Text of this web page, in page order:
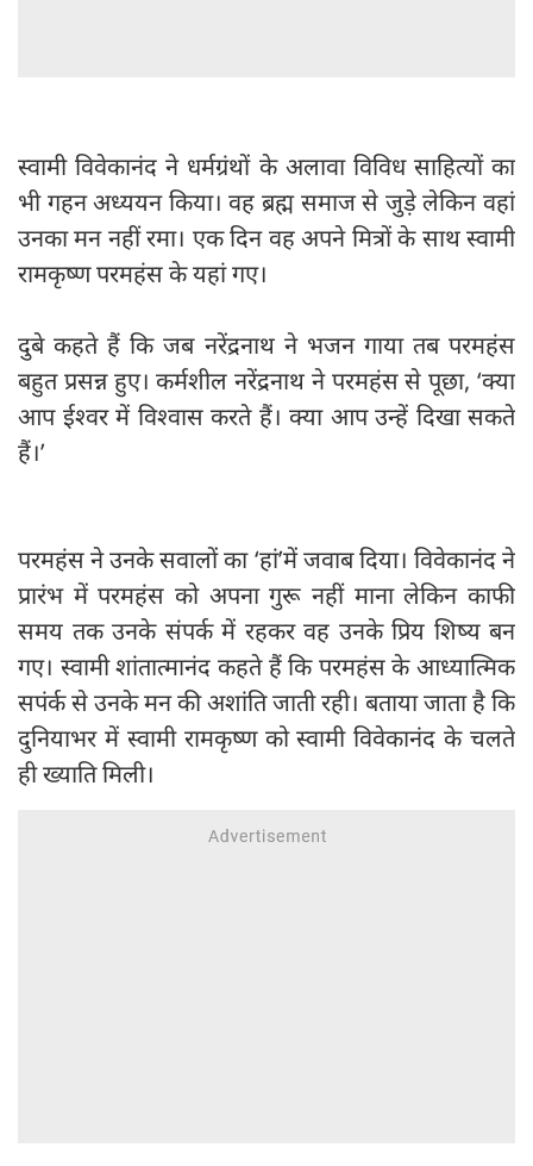
स्वामी विवेकानंद ने धर्मग्रंथों के अलावा विविध साहित्यों का
भी गहन अध्ययन किया। वह ब्रह्म समाज से जुड़े लेकिन वहां
उनका मन नहीं रमा। एक दिन वह अपने मित्रों के साथ स्वामी
रामकृष्ण परमहंस के यहां गए।
दुबे कहते हैं कि जब नरेंद्रनाथ ने भजन गाया तब परमहंस
बहुत प्रसन्न हुए। कर्मशील नरेंद्रनाथ ने परमहंस से पूछा, ‘क्या
आप ईश्वर में विश्वास करते हैं। क्या आप उन्हें दिखा सकते
हैं।’
परमहंस ने उनके सवालों का ‘हां’में जवाब दिया। विवेकानंद ने
प्रारंभ में परमहंस को अपना गुरू नहीं माना लेकिन काफी
समय तक उनके संपर्क में रहकर वह उनके प्रिय शिष्य बन
गए। स्वामी शांतात्मानंद कहते हैं कि परमहंस के आध्यात्मिक
सपंर्क से उनके मन की अशांति जाती रही। बताया जाता है कि
दुनियाभर में स्वामी रामकृष्ण को स्वामी विवेकानंद के चलते
ही ख्याति मिली।